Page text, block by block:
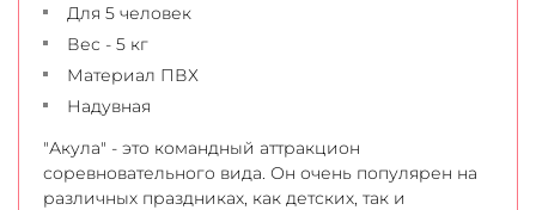
Для 5 человек
Вес - 5 кг
Материал ПВХ
Надувная
"Акула" - это командный аттракцион
соревновательного вида. Он очень популярен на
различных праздниках, как детских, так и